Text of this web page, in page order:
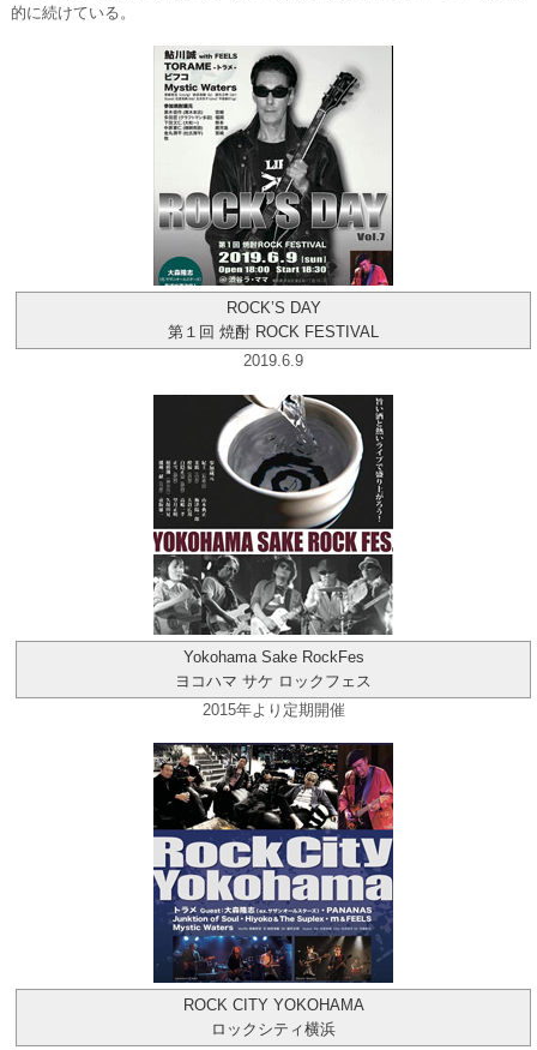
的に続けている。
ROCK’S DAY
第１回 焼酎 ROCK FESTIVAL
2019.6.9
Yokohama Sake RockFes
ヨコハマ サケ ロックフェス
2015年より定期開催
ROCK CITY YOKOHAMA
ロックシティ横浜